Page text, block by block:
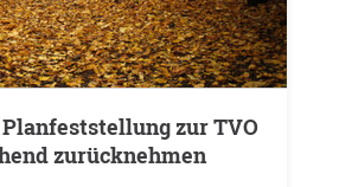
zurücknehmen